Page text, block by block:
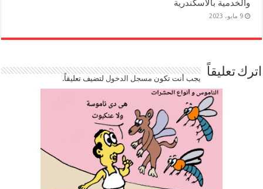
والخدمية بالاسكندرية
9 مايو، 2023
اترك تعليقاً يجب أنت تكون مسجل الدخوللتضيف تعليقاً.